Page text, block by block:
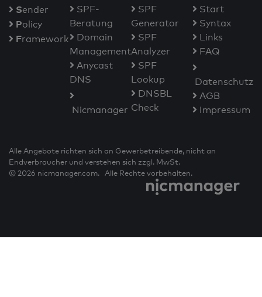
Sender
Policy
Framework
SPF-
Beratung
Domain
Management
Anycast
DNS
Nicmanager
SPF
Generator
SPF
Analyzer
SPF
Lookup
DNSBL
Check
Start
Syntax
Links
FAQ
Datenschutz
AGB
Impressum
Alle Angebote richten sich an Gewerbetreibende, nicht an
Endverbraucher und verstehen sich zzgl. MwSt.
© 2026 nicmanager.com. Alle Rechte vorbehalten.